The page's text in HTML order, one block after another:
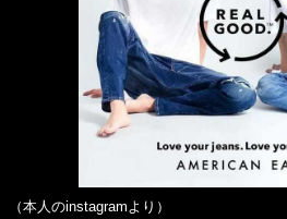
（本人のinstagramより）